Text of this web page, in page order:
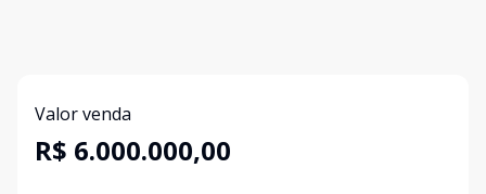
Valor venda
R$ 6.000.000,00